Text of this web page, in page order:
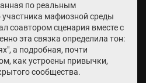
по реальным
мафиозной среды
соавтором сценария вместе с
эта связка определила тон:
а подробная, почти
как устроены привычки,
сообщества.